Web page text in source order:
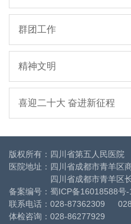
群团工作
精神文明
喜迎二十大 奋进新征程
版权所有：四川省第五人民医院
医院地址：四川省成都市青羊区
四川省成都市青羊区长
备案编号： 蜀ICP备16018588号-
联系电话：028-87362309
体检咨询：028-86277929